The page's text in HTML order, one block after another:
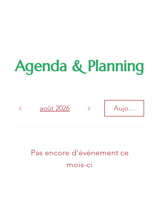
Agenda & Planning
août 2026 Aujourd'hui
Pas encore d'événement ce
mois-ci